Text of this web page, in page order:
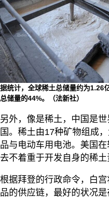
据统计，全球稀土总储量约为1.26
总储量的44%。（法新社）
另外，像是稀土，中国是
国。稀土由17种矿物组成
品与电动车用电池。美国
去不着重于开发自身的稀土
根据拜登的行政命令，白
品的供应链，最好的状况